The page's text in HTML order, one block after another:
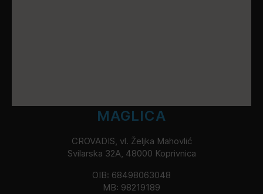
MAGLICA
CROVADIS, vl. Željka Mahovlić
Svilarska 32A, 48000 Koprivnica
OIB: 68498063048
MB: 98219189